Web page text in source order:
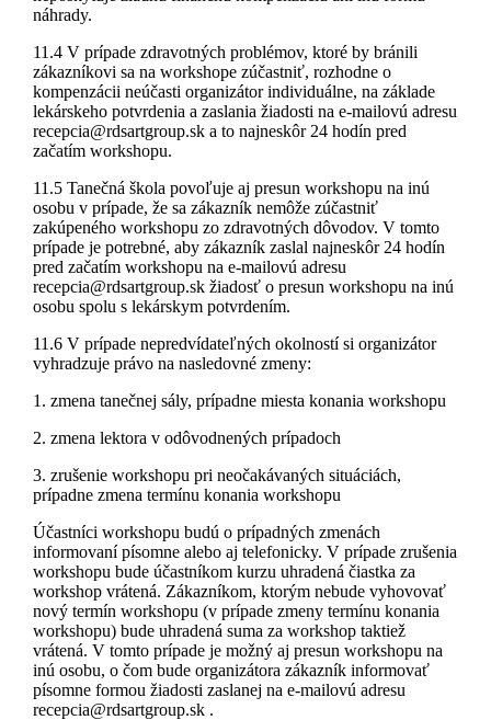
náhrady.
11.4 V prípade zdravotných problémov, ktoré by bránili
zákazníkovi sa na workshope zúčastniť, rozhodne o
kompenzácii neúčasti organizátor individuálne, na základe
lekárskeho potvrdenia a zaslania žiadosti na e-mailovú adresu
recepcia@rdsartgroup.sk a to najneskôr 24 hodín pred
začatím workshopu.
11.5 Tanečná škola povoľuje aj presun workshopu na inú
osobu v prípade, že sa zákazník nemôže zúčastniť
zakúpeného workshopu zo zdravotných dôvodov. V tomto
prípade je potrebné, aby zákazník zaslal najneskôr 24 hodín
pred začatím workshopu na e-mailovú adresu
recepcia@rdsartgroup.sk žiadosť o presun workshopu na inú
osobu spolu s lekárskym potvrdením.
11.6 V prípade nepredvídateľných okolností si organizátor
vyhradzuje právo na nasledovné zmeny:
1. zmena tanečnej sály, prípadne miesta konania workshopu
2. zmena lektora v odôvodnených prípadoch
3. zrušenie workshopu pri neočakávaných situáciách,
prípadne zmena termínu konania workshopu
Účastníci workshopu budú o prípadných zmenách
informovaní písomne alebo aj telefonicky. V prípade zrušenia
workshopu bude účastníkom kurzu uhradená čiastka za
workshop vrátená. Zákazníkom, ktorým nebude vyhovovať
nový termín workshopu (v prípade zmeny termínu konania
workshopu) bude uhradená suma za workshop taktiež
vrátená. V tomto prípade je možný aj presun workshopu na
inú osobu, o čom bude organizátora zákazník informovať
písomne formou žiadosti zaslanej na e-mailovú adresu
recepcia@rdsartgroup.sk .